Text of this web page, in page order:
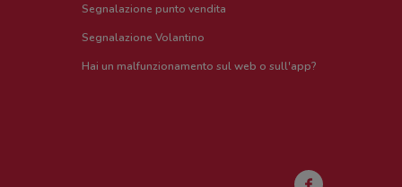
Segnalazione punto vendita
Segnalazione Volantino
Hai un malfunzionamento sul web o sull'app?